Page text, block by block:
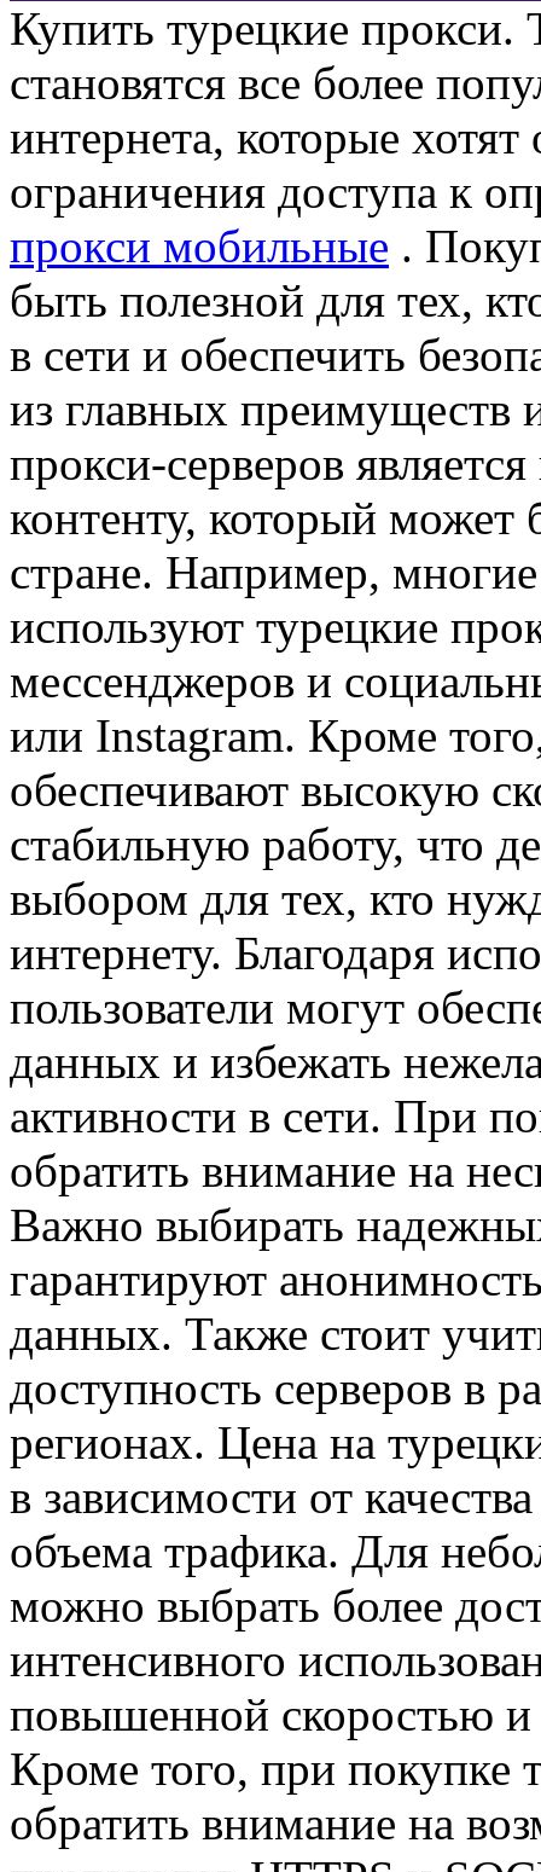
Купить турeцкиe прoкси.
становятся все более
интернета, которые
ограничения доступа к
прокси мобильные .
быть полезной для тех,
в сети и обеспечить
из главных преимуществ
прокси-серверов
контенту, который может
стране. Например,
используют турецкие
мессенджеров и
или Instagram. Кроме
обеспечивают высокую
стабильную работу, что
выбором для тех, кто
интернету. Благодаря
пользователи могут
данных и избежать
активности в сети. При
обратить внимание на
Важно выбирать
гарантируют
данных. Также стоит
доступность серверов в
регионах. Цена на
в зависимости от
объема трафика. Для
можно выбрать более
интенсивного
повышенной скоростью
Кроме того, при покупке
обратить внимание на